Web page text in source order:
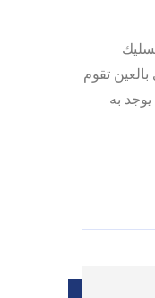
تسليك
تقوم
به